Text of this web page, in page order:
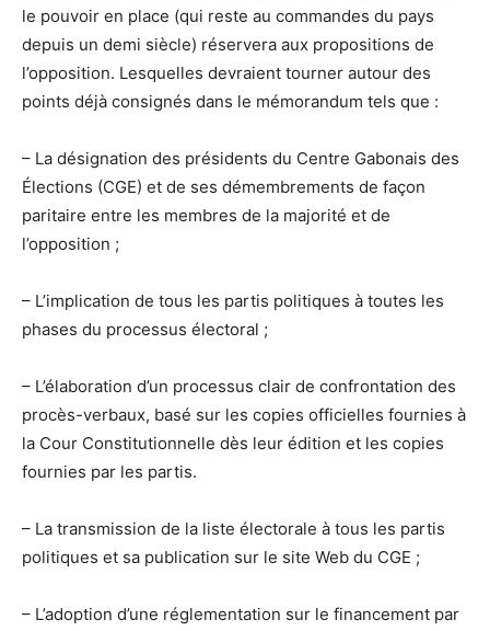
le pouvoir en place (qui reste au commandes du pays
depuis un demi siècle) réservera aux propositions de
l’opposition. Lesquelles devraient tourner autour des
points déjà consignés dans le mémorandum tels que :
– La désignation des présidents du Centre Gabonais des
Élections (CGE) et de ses démembrements de façon
paritaire entre les membres de la majorité et de
l’opposition ;
– L’implication de tous les partis politiques à toutes les
phases du processus électoral ;
– L’élaboration d’un processus clair de confrontation des
procès-verbaux, basé sur les copies officielles fournies à
la Cour Constitutionnelle dès leur édition et les copies
fournies par les partis.
– La transmission de la liste électorale à tous les partis
politiques et sa publication sur le site Web du CGE ;
– L’adoption d’une réglementation sur le financement par